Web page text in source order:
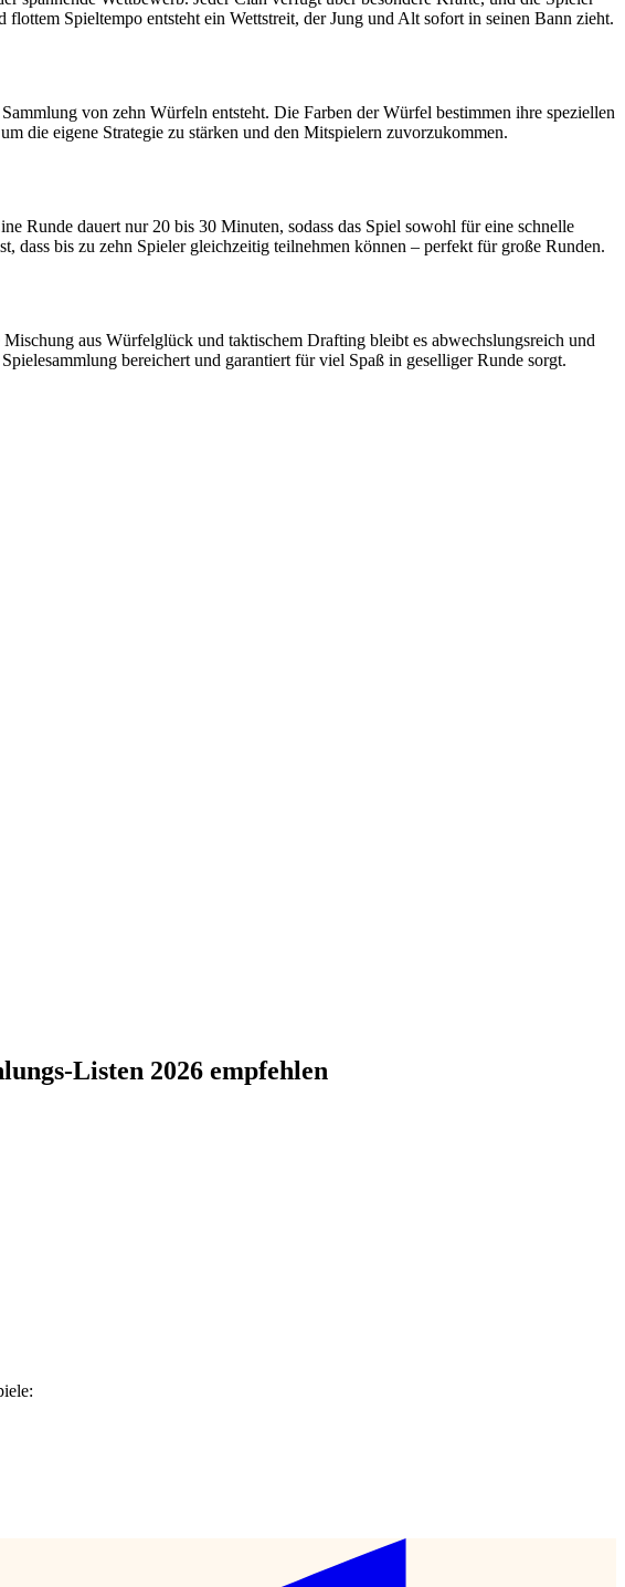
Spieltempo entsteht ein Wettstreit, der Jung und Alt sofort in seinen Bann zieht.
von zehn Würfeln entsteht. Die Farben der Würfel bestimmen ihre speziellen
die eigene Strategie zu stärken und den Mitspielern zuvorzukommen.
Runde dauert nur 20 bis 30 Minuten, sodass das Spiel sowohl für eine schnelle
dass bis zu zehn Spieler gleichzeitig teilnehmen können – perfekt für große Runden.
aus Würfelglück und taktischem Drafting bleibt es abwechslungsreich und
bereichert und garantiert für viel Spaß in geselliger Runde sorgt.
Listen 2026 empfehlen